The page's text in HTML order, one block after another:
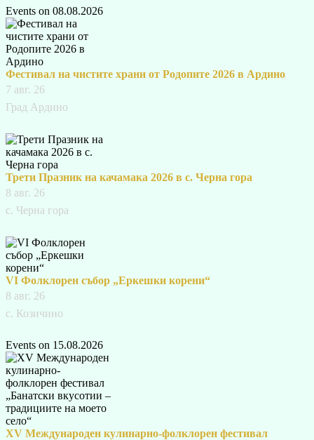
Events on 08.08.2026
Фестивал на чистите храни от Родопите 2026 в Ардино
7 авг. 26
Град Ардино
Трети Празник на качамака 2026 в с. Черна гора
8 авг. 26
с. Черна гора
VI Фолклорен събор „Еркешки корени“
8 авг. 26
с. Козичино
Events on 15.08.2026
XV Международен кулинарно-фолклорен фестивал